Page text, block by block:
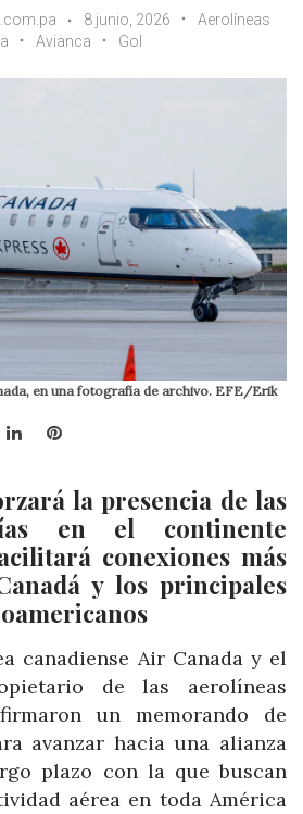
8 junio, 2026
Aerolíneas
Avianca Gol
en una fotografía de archivo. EFE/Erik
LinkedInPinterest
la presencia de las
en el continente
conexiones más
y los principales
canadiense Air Canada y el
de las aerolíneas
un memorando de
avanzar hacia una alianza
plazo con la que buscan
aérea en toda América